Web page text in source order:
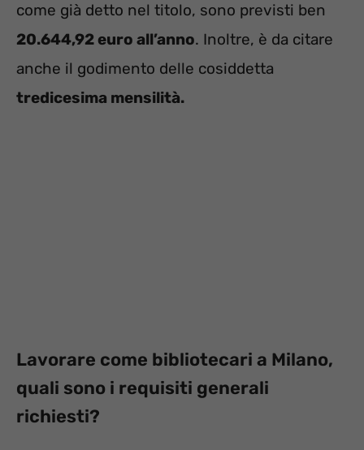
come già detto nel titolo, sono previsti ben
20.644,92 euro all’anno. Inoltre, è da citare
anche il godimento delle cosiddetta
tredicesima mensilità.
Lavorare come bibliotecari a Milano,
quali sono i requisiti generali
richiesti?